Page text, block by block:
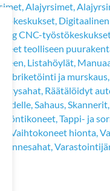
,Alajyrsimet,
,
CNC-
teolliseen
, Listahöylät,
briketöinti ja murskaus,
Pystysahat, Räätälöidyt
,Sahaus,Skannerit,
,Tappi- ja
Vaihtokoneet hionta,
Vannesahat,